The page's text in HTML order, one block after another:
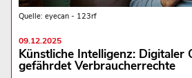
Quelle: eyecan - 123rf
09.12.2025
Künstliche Intelligenz: Digitaler
gefährdet Verbraucherrechte